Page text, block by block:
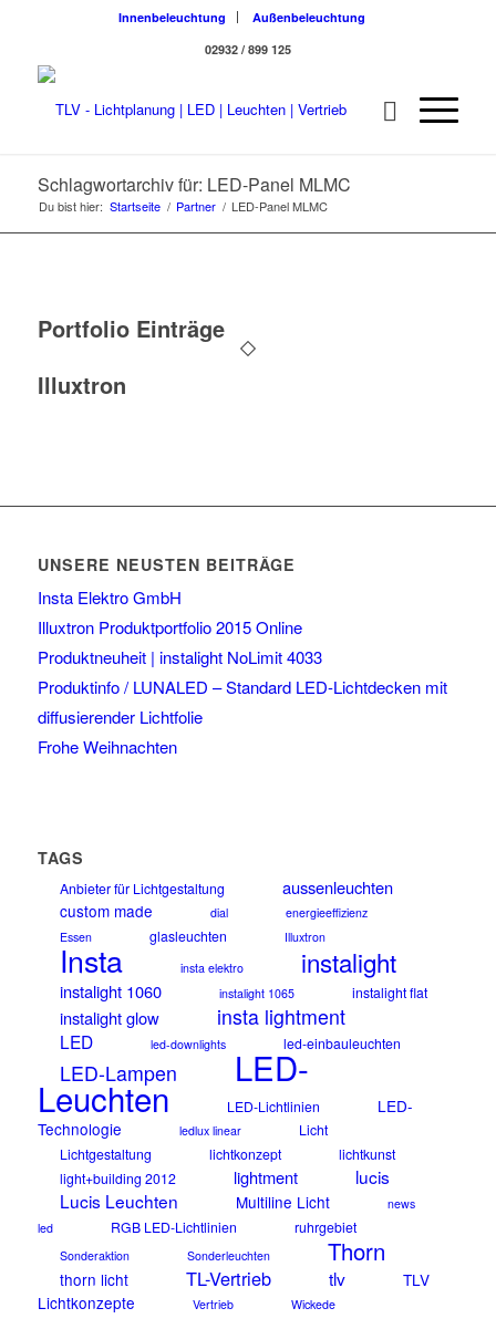
Innenbeleuchtung
Außenbeleuchtung
02932 / 899 125
Schlagwortarchiv für: LED-Panel MLMC
Du bist hier: Startseite / Partner / LED-Panel MLMC
Portfolio Einträge
Illuxtron
UNSERE NEUSTEN BEITRÄGE
Insta Elektro GmbH
Illuxtron Produktportfolio 2015 Online
Produktneuheit | instalight NoLimit 4033
Produktinfo / LUNALED – Standard LED-Lichtdecken mit
diffusierender Lichtfolie
Frohe Weihnachten
TAGS
Anbieter für Lichtgestaltung aussenleuchten
custom made dial
energieeffizienz
Essen
glasleuchten Illuxtron
Insta insta elektro instalight
instalight 1060 instalight 1065 instalight flat
instalight glow insta lightment
LED led-downlights led-einbauleuchten
LED-Lampen LED-
Leuchten LED-Lichtlinien
LED-
Technologie
ledlux linear
Licht
Lichtgestaltung
lichtkonzept
lichtkunst
light+building 2012
lightment
lucis
Lucis Leuchten
Multiline Licht
news
led
RGB LED-Lichtlinien ruhrgebiet
Sonderaktion Sonderleuchten Thorn
thorn licht TL-Vertrieb tlv
TLV
Lichtkonzepte
Vertrieb Wickede